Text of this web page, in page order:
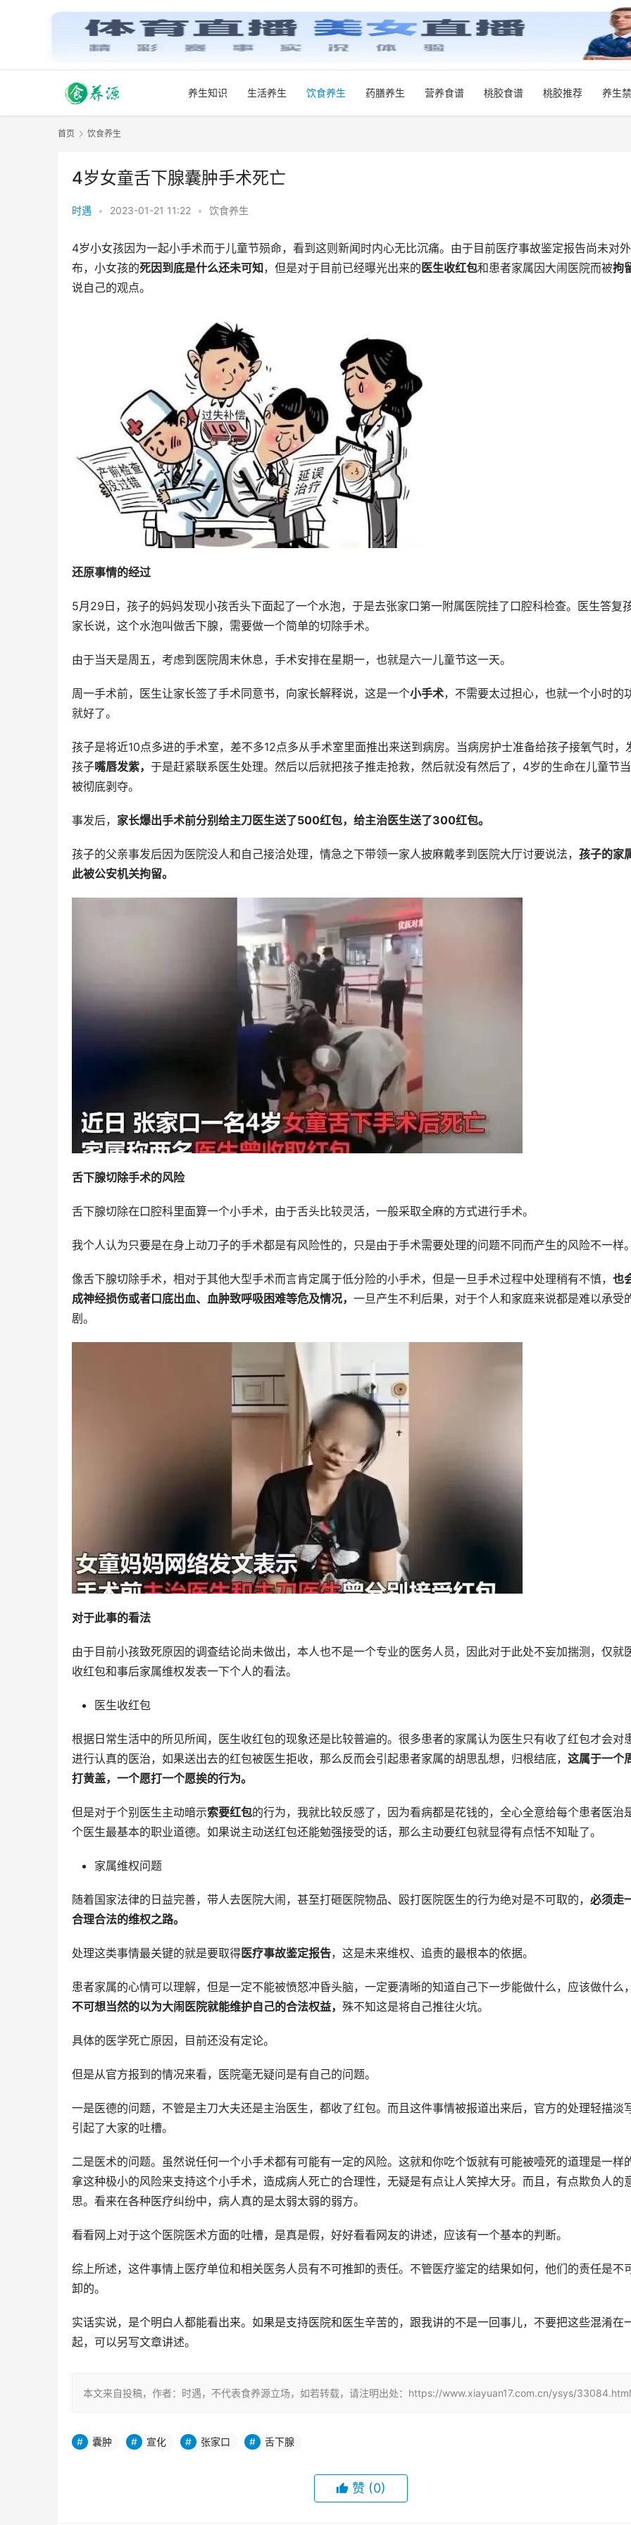
养生知识 生活养生 饮食养生 药膳养生 营养食谱 桃胶食谱 桃胶推荐 养生
首页 饮食养生
4岁女童舌下腺囊肿手术死亡
时遇 • 2023-01-21 11:22 • 饮食养生
4岁小女孩因为一起小手术而于儿童节殒命，看到这则新闻时内心无比沉痛。由于目前医疗事故鉴定报告尚未对
布，小女孩的死因到底是什么还未可知，但是对于目前已经曝光出来的 医生收红包和患者家属因大闹医院而被拘
说自己的观点。
还原事情的经过
5月29日，孩子的妈妈发现小孩舌头下面起了一个水泡，于是去张家口第一附属医院挂了口腔科检查。医生答复
家长说，这个水泡叫做舌下腺，需要做一个简单的切除手术。
由于当天是周五，考虑到医院周末休息，手术安排在星期一，也就是六一儿童节这一天。
周一手术前，医生让家长签了手术同意书，向家长解释说，这是一个小手术，不需要太过担心，也就一个小时的
就好了。
孩子是将近10点多进的手术室，差不多12点多从手术室里面推出来送到病房。当病房护士准备给孩子接氧气时，
孩子嘴唇发紫， 于是赶紧联系医生处理。然后以后就把孩子推走抢救，然后就没有然后了，4岁的生命在儿童节
被彻底剥夺。
事发后， 家长爆出手术前分别给主刀医生送了500红包，给主治医生送了300红包。
孩子的父亲事发后因为医院没人和自己接洽处理，情急之下带领一家人披麻戴孝到医院大厅讨要说法， 孩子的家
此被公安机关拘留。
舌下腺切除手术的风险
舌下腺切除在口腔科里面算一个小手术，由于舌头比较灵活，一般采取全麻的方式进行手术。
我个人认为只要是在身上动刀子的手术都是有风险性的，只是由于手术需要处理的问题不同而产生的风险不一样
像舌下腺切除手术，相对于其他大型手术而言肯定属于低分险的小手术，但是一旦手术过程中处理稍有不慎， 也
成神经损伤或者口底出血、血肿致呼吸困难等危及情况， 一旦产生不利后果，对于个人和家庭来说都是难以承受
剧。
对于此事的看法
由于目前小孩致死原因的调查结论尚未做出，本人也不是一个专业的医务人员，因此对于此处不妄加揣测，仅就
收红包和事后家属维权发表一下个人的看法。
医生收红包
根据日常生活中的所见所闻，医生收红包的现象还是比较普遍的。很多患者的家属认为医生只有收了红包才会对
进行认真的医治，如果送出去的红包被医生拒收，那么反而会引起患者家属的胡思乱想，归根结底， 这属于一个
打黄盖，一个愿打一个愿挨的行为。
但是对于个别医生主动暗示索要红包的行为，我就比较反感了，因为看病都是花钱的，全心全意给每个患者医治
个医生最基本的职业道德。如果说主动送红包还能勉强接受的话，那么主动要红包就显得有点恬不知耻了。
家属维权问题
随着国家法律的日益完善，带人去医院大闹，甚至打砸医院物品、殴打医院医生的行为绝对是不可取的， 必须走
合理合法的维权之路。
处理这类事情最关键的就是要取得医疗事故鉴定报告，这是未来维权、追责的最根本的依据。
患者家属的心情可以理解，但是一定不能被愤怒冲昏头脑，一定要清晰的知道自己下一步能做什么，应该做什么
不可想当然的以为大闹医院就能维护自己的合法权益， 殊不知这是将自己推往火坑。
具体的医学死亡原因，目前还没有定论。
但是从官方报到的情况来看，医院毫无疑问是有自己的问题。
一是医德的问题，不管是主刀大夫还是主治医生，都收了红包。而且这件事情被报道出来后，官方的处理轻描淡
引起了大家的吐槽。
二是医术的问题。虽然说任何一个小手术都有可能有一定的风险。这就和你吃个饭就有可能被噎死的道理是一样
拿这种极小的风险来支持这个小手术，造成病人死亡的合理性，无疑是有点让人笑掉大牙。而且，有点欺负人的
思。看来在各种医疗纠纷中，病人真的是太弱太弱的弱方。
看看网上对于这个医院医术方面的吐槽，是真是假，好好看看网友的讲述，应该有一个基本的判断。
综上所述，这件事情上医疗单位和相关医务人员有不可推卸的责任。不管医疗鉴定的结果如何，他们的责任是不
卸的。
实话实说，是个明白人都能看出来。如果是支持医院和医生辛苦的，跟我讲的不是一回事儿，不要把这些混淆在
起，可以另写文章讲述。
本文来自投稿，作者：时遇，不代表食养源立场，如若转载，请注明出处：https://www.xiayuan17.com.cn/ysys/33084.html
囊肿 宣化 张家口 舌下腺
赞 (0)